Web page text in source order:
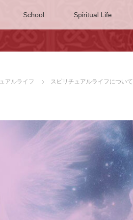
School Spiritual Life
アルライフ スピリチュアルライフについて